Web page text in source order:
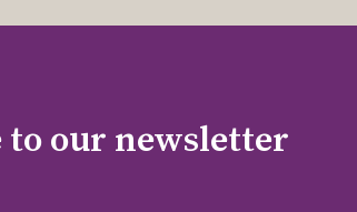
to our newsletter